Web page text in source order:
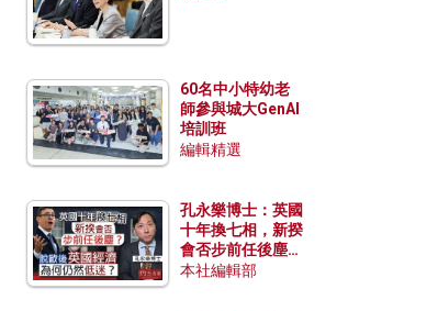
60名中小特幼老
師參與城大GenAI
培訓班
編輯精選
孔永樂博士：英國
十年換七相，新揆
會否步前任後塵？
脫歐後英國經濟為
本社編輯部